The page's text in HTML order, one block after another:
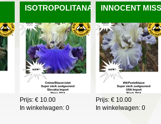
ISOTROPOLITANA
Prijs: € 10.00
In winkelwagen: 0
INNOCENT MISS
Prijs: € 10.00
In winkelwagen: 0